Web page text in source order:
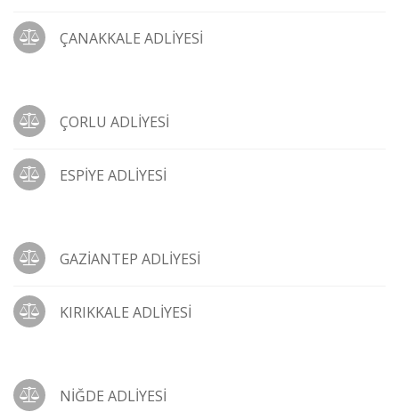
ÇANAKKALE ADLİYESİ
ÇORLU ADLİYESİ
ESPİYE ADLİYESİ
GAZİANTEP ADLİYESİ
KIRIKKALE ADLİYESİ
NİĞDE ADLİYESİ